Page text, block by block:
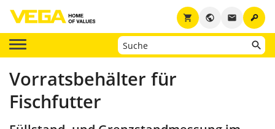
key
email
public
shopping_cart
Vorratsbehälter für
Fischfutter